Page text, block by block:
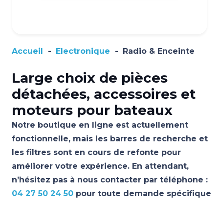
Accueil - Electronique - Radio & Enceinte
Large choix de pièces
détachées, accessoires et
moteurs pour bateaux
Notre boutique en ligne est actuellement
fonctionnelle, mais les barres de recherche et
les filtres sont en cours de refonte pour
améliorer votre expérience. En attendant,
n’hésitez pas à nous contacter par téléphone :
04 27 50 24 50 pour toute demande spécifique